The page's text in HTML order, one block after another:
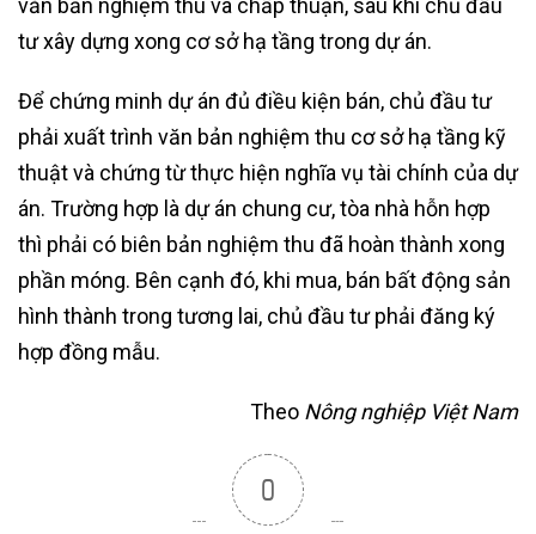
văn bản nghiệm thu và chấp thuận, sau khi chủ đầu
tư xây dựng xong cơ sở hạ tầng trong dự án.
Để chứng minh dự án đủ điều kiện bán, chủ đầu tư
phải xuất trình văn bản nghiệm thu cơ sở hạ tầng kỹ
thuật và chứng từ thực hiện nghĩa vụ tài chính của dự
án. Trường hợp là dự án chung cư, tòa nhà hỗn hợp
thì phải có biên bản nghiệm thu đã hoàn thành xong
phần móng. Bên cạnh đó, khi mua, bán bất động sản
hình thành trong tương lai, chủ đầu tư phải đăng ký
hợp đồng mẫu.
Theo Nông nghiệp Việt Nam
0